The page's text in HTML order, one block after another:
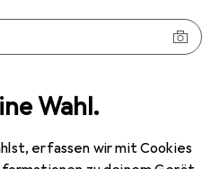
Wahl.
erfassen wir mit Cookies
ihr Bild vom Kind